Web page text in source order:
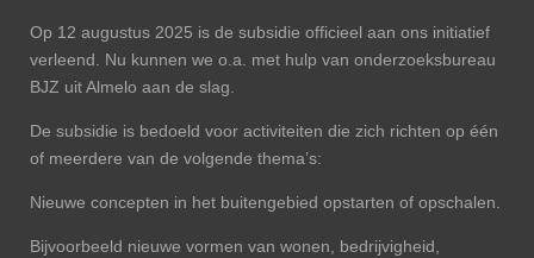
Op 12 augustus 2025 is de subsidie officieel aan ons initiatief
verleend. Nu kunnen we o.a. met hulp van onderzoeksbureau
BJZ uit Almelo aan de slag.
De subsidie is bedoeld voor activiteiten die zich richten op één
of meerdere van de volgende thema’s:
Nieuwe concepten in het buitengebied opstarten of opschalen.
Bijvoorbeeld nieuwe vormen van wonen, bedrijvigheid,